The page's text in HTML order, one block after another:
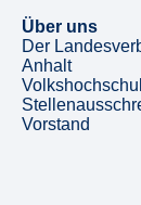
Über uns
Der
Anhalt
Vorstand